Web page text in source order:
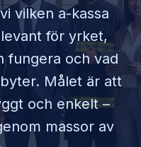
vilken a-kassa
för yrket,
fungera och vad
Målet är att
och enkelt –
massor av